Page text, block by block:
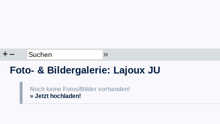
+– »
Foto- & Bildergalerie: Lajoux JU
Noch keine Fotos/Bilder vorhanden!
» Jetzt hochladen!